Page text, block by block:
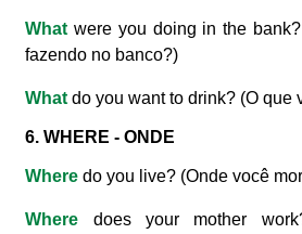
What were you doing in the
fazendo no banco?)
What do you want to drink? (O que
6. WHERE - ONDE
Where do you live? (Onde você
Where does your mother